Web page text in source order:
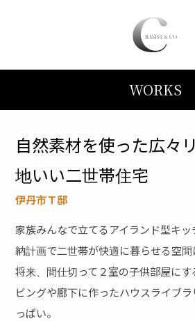
コンセプト
トピックス
施工事例
ブログ
会社案内
WORKS
自然素材を使った広々
地いい二世帯住宅
伊丹市Ｔ邸
家族みんなで立てるアイランド型キ
納計画で二世帯が快適に暮らせる空間
将来、間仕切って２室の子供部屋にす
ビングや廊下に作ったハウスライブ
っぱい。